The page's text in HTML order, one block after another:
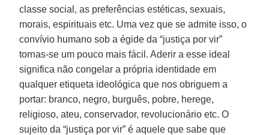
classe social, as preferências estéticas, sexuais,
morais, espirituais etc. Uma vez que se admite isso, o
convívio humano sob a égide da “justiça por vir”
tornas-se um pouco mais fácil. Aderir a esse ideal
significa não congelar a própria identidade em
qualquer etiqueta ideológica que nos obriguem a
portar: branco, negro, burguês, pobre, herege,
religioso, ateu, conservador, revolucionário etc. O
sujeito da “justiça por vir” é aquele que sabe que